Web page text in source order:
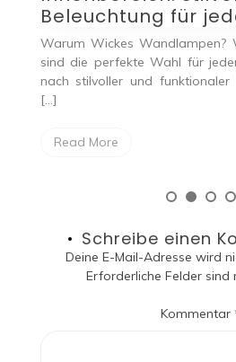
Zuhause
Wandlampen
auf der Suche
für sein
Einleitung Die
großer
hierfür ist eine
Schreibe einen
Deine E-Mail-Adresse wird
Erforderliche Felder sind
Kommentar